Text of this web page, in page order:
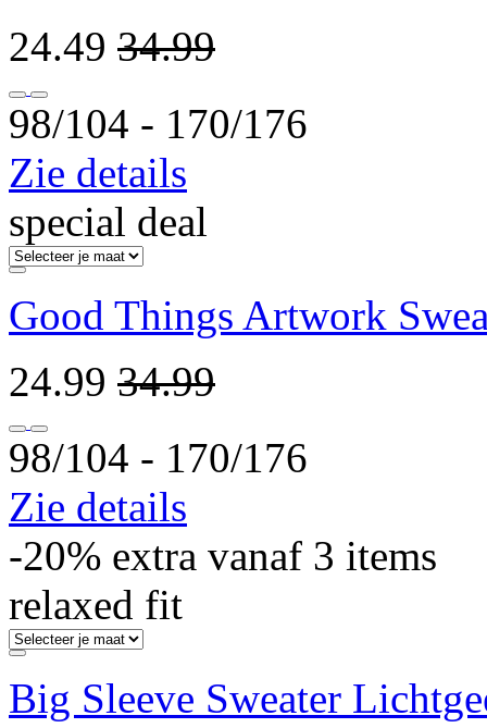
24.49 34.99
98/104 ‐ 170/176
Zie details
special deal
Good Things Artwork
24.99 34.99
98/104 ‐ 170/176
Zie details
-20% extra vanaf 3 items
relaxed fit
Big Sleeve Sweater